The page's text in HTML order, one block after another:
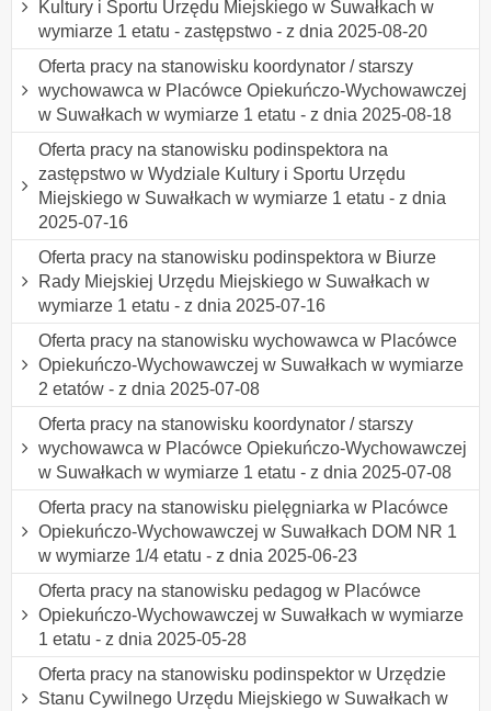
Kultury i Sportu Urzędu Miejskiego w Suwałkach w
wymiarze 1 etatu - zastępstwo - z dnia 2025-08-20
Oferta pracy na stanowisku koordynator / starszy
wychowawca w Placówce Opiekuńczo-Wychowawczej
w Suwałkach w wymiarze 1 etatu - z dnia 2025-08-18
Oferta pracy na stanowisku podinspektora na
zastępstwo w Wydziale Kultury i Sportu Urzędu
Miejskiego w Suwałkach w wymiarze 1 etatu - z dnia
2025-07-16
Oferta pracy na stanowisku podinspektora w Biurze
Rady Miejskiej Urzędu Miejskiego w Suwałkach w
wymiarze 1 etatu - z dnia 2025-07-16
Oferta pracy na stanowisku wychowawca w Placówce
Opiekuńczo-Wychowawczej w Suwałkach w wymiarze
2 etatów - z dnia 2025-07-08
Oferta pracy na stanowisku koordynator / starszy
wychowawca w Placówce Opiekuńczo-Wychowawczej
w Suwałkach w wymiarze 1 etatu - z dnia 2025-07-08
Oferta pracy na stanowisku pielęgniarka w Placówce
Opiekuńczo-Wychowawczej w Suwałkach DOM NR 1
w wymiarze 1/4 etatu - z dnia 2025-06-23
Oferta pracy na stanowisku pedagog w Placówce
Opiekuńczo-Wychowawczej w Suwałkach w wymiarze
1 etatu - z dnia 2025-05-28
Oferta pracy na stanowisku podinspektor w Urzędzie
Stanu Cywilnego Urzędu Miejskiego w Suwałkach w